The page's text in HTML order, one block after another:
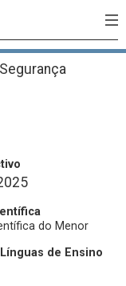
do Menor
de Ensino